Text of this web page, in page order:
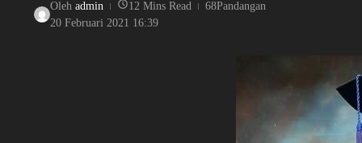
Oleh admin 12 Mins Read
68Pandangan
20 Februari 2021 16:39